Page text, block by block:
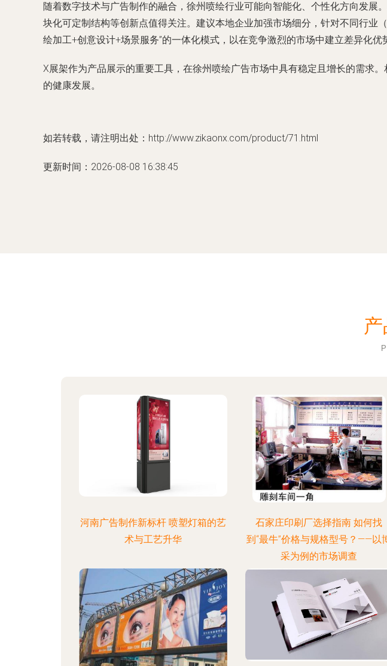
随着数字技术与广告制作的融合，徐州喷绘行业可能向智能化、个性化方向发
块化可定制结构等创新点值得关注。建议本地企业加强市场细分，针对不同行业
绘加工+创意设计+场景服务”的一体化模式，以在竞争激烈的市场中建立差异化优
X展架作为产品展示的重要工具，在徐州喷绘广告市场中具有稳定且增长的需求
的健康发展。
如若转载，请注明出处：http://www.zikaonx.com/product/71.html
更新时间：2026-08-08 16:38:45
河南广告制作新标杆 喷塑灯箱的艺
术与工艺升华
石家庄印刷厂选择指南 如何找
到“最牛”价格与规格型号？——以
采为例的市场调查